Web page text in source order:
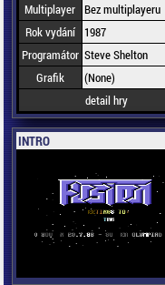
Multiplayer Bez multiplayeru
Rok vydání
1987
Programátor Steve Shelton
Grafik
(None)
detail hry
INTRO